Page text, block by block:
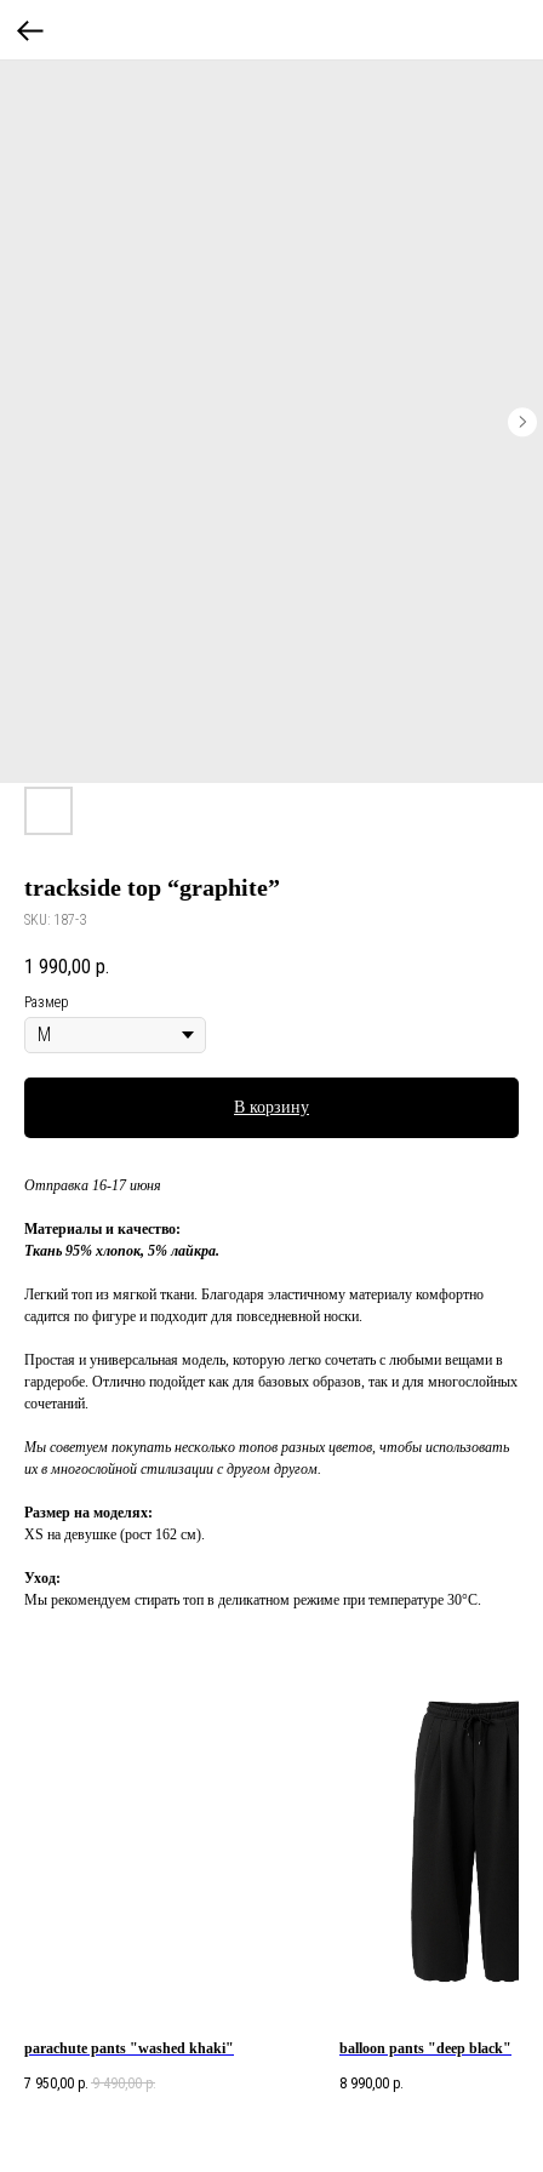
trackside top “graphite”
SKU: 187-3
1 990,00 р.
Размер
В корзину
Отправка 16-17 июня
Материалы и качество:
Ткань 95% хлопок, 5% лайкра.
Легкий топ из мягкой ткани. Благодаря эластичному материалу комфортно
садится по фигуре и подходит для повседневной носки.
Простая и универсальная модель, которую легко сочетать с любыми вещами в
гардеробе. Отлично подойдет как для базовых образов, так и для многослойных
сочетаний.
Мы советуем покупать несколько топов разных цветов, чтобы использовать
их в многослойной стилизации с другом другом.
Размер на моделях:
XS на девушке (рост 162 см).
Уход:
Мы рекомендуем стирать топ в деликатном режиме при температуре 30°C.
parachute pants "washed khaki"
7 950,00 р. 9 490,00 р.
balloon pants "deep black"
8 990,00 р.